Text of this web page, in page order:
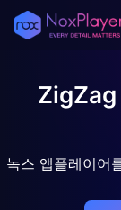
ZigZag
녹스 앱플레이어